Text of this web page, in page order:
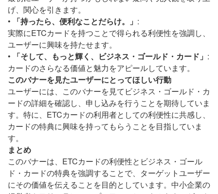
げ、関心を引きます。
•
「持ったら、便利なことだらけ。」 :
実際にETCカードを持つことで得られる利便性を強調し、
ユーザーに興味を持たせます。
•
「そして、もっと輝く、ビジネス・ゴールド・カード」 :
カードのさらなる価値と魅力をアピールしています。
このバナーを見たユーザーにとってほしい行動
ユーザーには、このバナーを見てビジネス・ゴールド・カ
ードの詳細を確認し、申し込みを行うことを期待していま
す。特に、ETCカードの利用者としての利便性に共感し、
カードの特典に興味を持ってもらうことを目指していま
す。
まとめ
このバナーは、ETCカードの利便性とビジネス・ゴール
ド・カードの特典を強調することで、ターゲットユーザー
にその価値を伝えることを目的としています。中小企業の